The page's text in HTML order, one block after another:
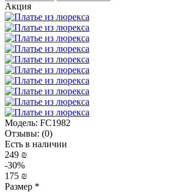
Акция
Модель: FC1982
Отзывы: (0)
Есть в наличии
249 ₪
-30%
175 ₪
Размер *